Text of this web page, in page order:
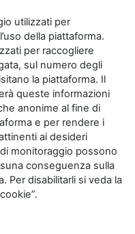
utilizzati per
della piattaforma.
per raccogliere
sul numero degli
la piattaforma. Il
queste informazioni
anonime al fine di
e per rendere i
ai desideri
monitoraggio possono
conseguenza sulla
Per disabilitarli si veda la